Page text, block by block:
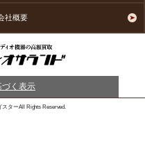
社概要
く表示
ターAll Rights Reserved.